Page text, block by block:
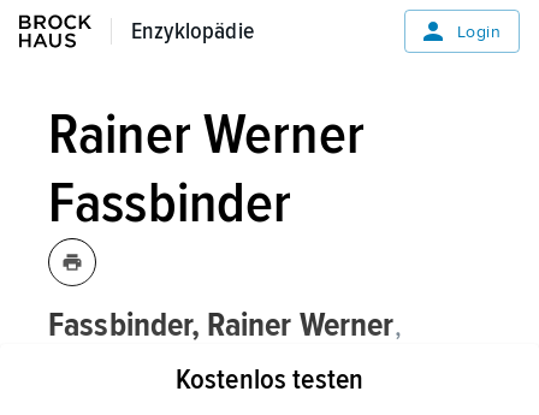
Enzyklopädie
Enzyklopädie Login
Rainer Werner
Fassbinder
Fassbinder, Rainer Werner,
deutscher Bühnen- und Filmregisseur,
Schauspieler, Schriftsteller und
Kostenlos testen